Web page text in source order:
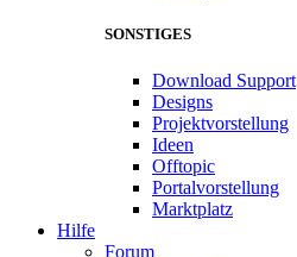
SONSTIGES
Download Support
Designs
Projektvorstellung
Ideen
Offtopic
Portalvorstellung
Marktplatz
Hilfe
Forum